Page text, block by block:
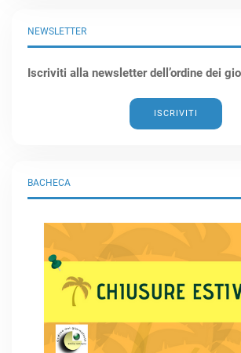
BACHECA
NEWSLETTER
Iscriviti alla newsletter dell’ordine dei
ISCRIVITI